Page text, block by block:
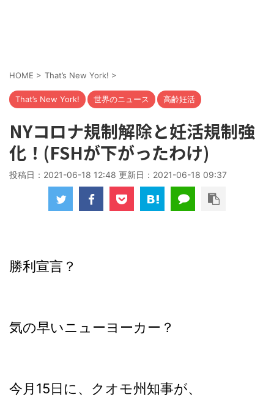
HOME > That’s New York! >
That’s New York! 世界のニュース 高齢妊活
NYコロナ規制解除と妊活規制強
化！(FSHが下がったわけ)
投稿日：2021-06-18 12:48 更新日： 2021-06-18 09:37
勝利宣言？
気の早いニューヨーカー？
今月15日に、クオモ州知事が、